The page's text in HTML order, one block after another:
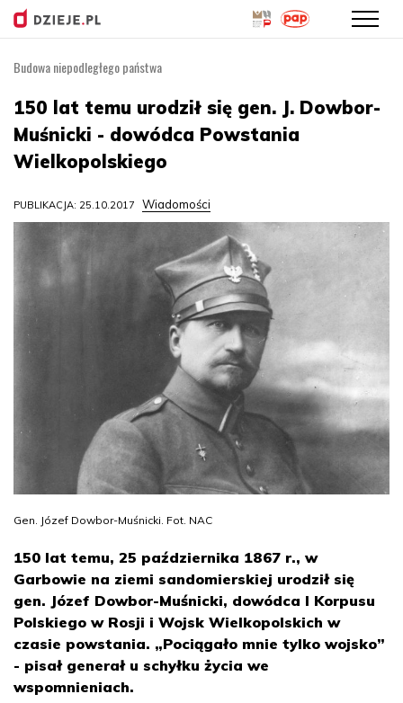
treści
Budowa niepodległego państwa
150 lat temu urodził się gen. J. Dowbor-
Muśnicki - dowódca Powstania
Wielkopolskiego
PUBLIKACJA: 25.10.2017 Wiadomości
Gen. Józef Dowbor-Muśnicki. Fot. NAC
150 lat temu, 25 października 1867 r., w
Garbowie na ziemi sandomierskiej urodził się
gen. Józef Dowbor-Muśnicki, dowódca I Korpusu
Polskiego w Rosji i Wojsk Wielkopolskich w
czasie powstania. „Pociągało mnie tylko wojsko”
- pisał generał u schyłku życia we
wspomnieniach.